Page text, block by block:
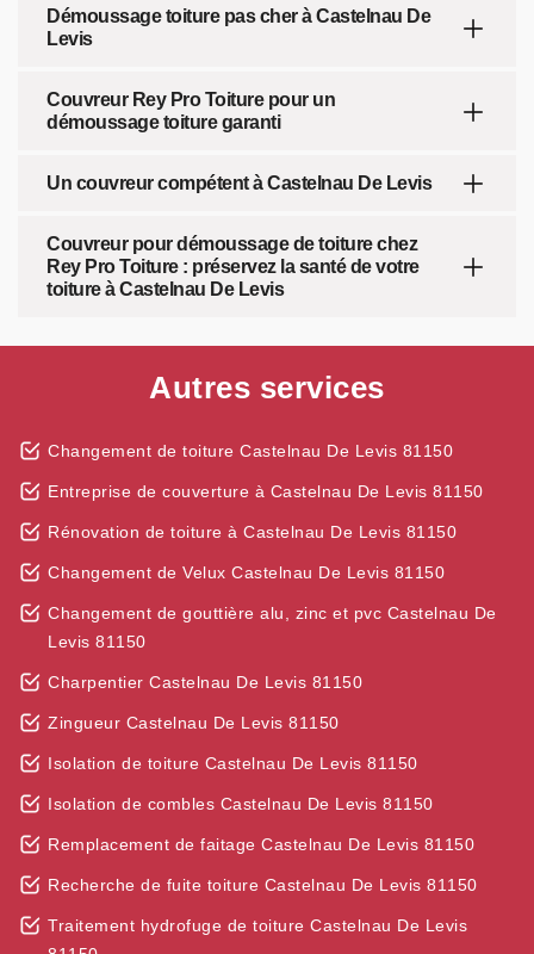
Démoussage toiture pas cher à Castelnau De
Levis
Couvreur Rey Pro Toiture pour un
démoussage toiture garanti
Un couvreur compétent à Castelnau De Levis
Couvreur pour démoussage de toiture chez
Rey Pro Toiture : préservez la santé de votre
toiture à Castelnau De Levis
Autres services
Changement de toiture Castelnau De Levis 81150
Entreprise de couverture à Castelnau De Levis 81150
Rénovation de toiture à Castelnau De Levis 81150
Changement de Velux Castelnau De Levis 81150
Changement de gouttière alu, zinc et pvc Castelnau De
Levis 81150
Charpentier Castelnau De Levis 81150
Zingueur Castelnau De Levis 81150
Isolation de toiture Castelnau De Levis 81150
Isolation de combles Castelnau De Levis 81150
Remplacement de faitage Castelnau De Levis 81150
Recherche de fuite toiture Castelnau De Levis 81150
Traitement hydrofuge de toiture Castelnau De Levis